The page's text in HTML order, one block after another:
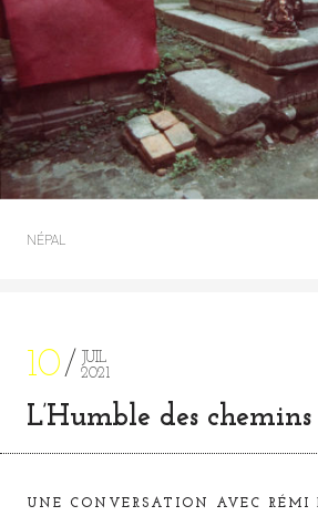
NÉPAL
10
JUIL
2021
L’Humble des chemins
UNE CONVERSATION AVEC RÉMI